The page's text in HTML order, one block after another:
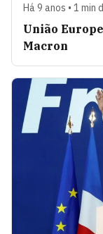
Há 9 anos • 1 min
União
Macron